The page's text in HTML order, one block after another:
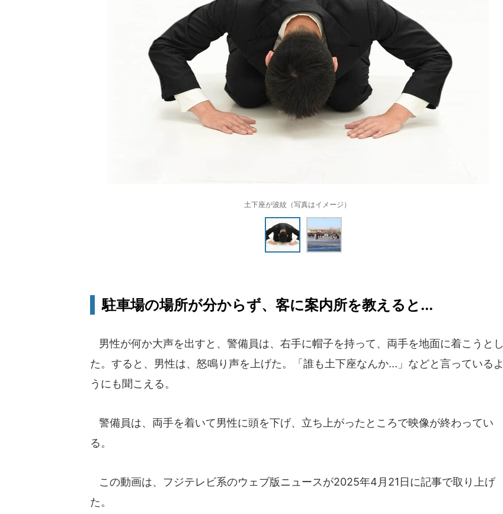
土下座が波紋（写真はイメージ）
駐車場の場所が分からず、客に案内所を教えると...
男性が何か大声を出すと、警備員は、右手に帽子を持って、両手を地面に着こうとし
た。すると、男性は、怒鳴り声を上げた。「誰も土下座なんか...」などと言っているよ
うにも聞こえる。
警備員は、両手を着いて男性に頭を下げ、立ち上がったところで映像が終わってい
る。
この動画は、フジテレビ系のウェブ版ニュースが2025年4月21日に記事で取り上げ
た。